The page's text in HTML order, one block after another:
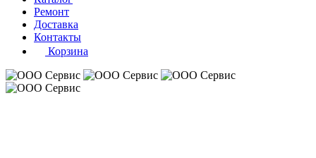
Ремонт
Доставка
Контакты
Корзина